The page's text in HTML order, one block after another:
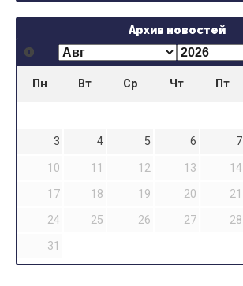
Архив новостей
Пн Вт Ср Чт Пт
3
4 5 6 7
10
11 12 13 14
17
18 19 20 21
24
25 26 27 28
31